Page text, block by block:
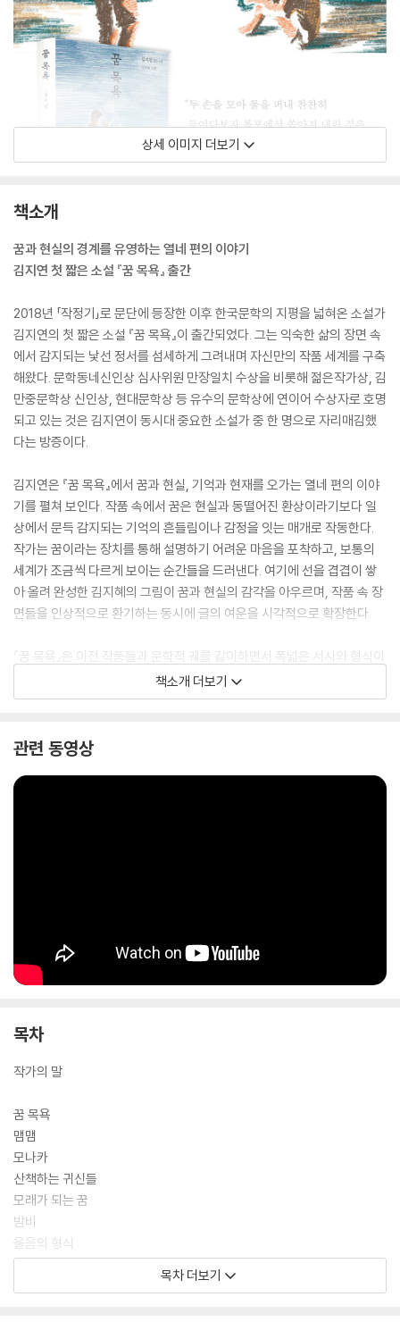
상세 이미지 더보기
책소개
꿈과 현실의 경계를 유영하는 열네 편의 이야기
김지연 첫 짧은 소설 『꿈 목욕』 출간
2018년 「작정기」로 문단에 등장한 이후 한국문학의 지평을 넓혀온 소설가
김지연의 첫 짧은 소설 『꿈 목욕』이 출간되었다. 그는 익숙한 삶의 장면 속
에서 감지되는 낯선 정서를 섬세하게 그려내며 자신만의 작품 세계를 구축
해왔다. 문학동네신인상 심사위원 만장일치 수상을 비롯해 젊은작가상, 김
만중문학상 신인상, 현대문학상 등 유수의 문학상에 연이어 수상자로 호명
되고 있는 것은 김지연이 동시대 중요한 소설가 중 한 명으로 자리매김했
다는 방증이다.
김지연은 『꿈 목욕』에서 꿈과 현실, 기억과 현재를 오가는 열네 편의 이야
기를 펼쳐 보인다. 작품 속에서 꿈은 현실과 동떨어진 환상이라기보다 일
상에서 문득 감지되는 기억의 흔들림이나 감정을 잇는 매개로 작동한다.
작가는 꿈이라는 장치를 통해 설명하기 어려운 마음을 포착하고, 보통의
세계가 조금씩 다르게 보이는 순간들을 드러낸다. 여기에 선을 겹겹이 쌓
아 올려 완성한 김지혜의 그림이 꿈과 현실의 감각을 아우르며, 작품 속 장
면들을 인상적으로 환기하는 동시에 글의 여운을 시각적으로 확장한다.
『꿈 목욕』은 이전 작품들과 문학적 궤를 같이하면서 폭넓은 서사와 형식이
더해져, 소설가 김지연의 다채로운 면모를 볼 수 있다는 점에서 의미가 크
다. 작가 특유의 상상력과 문제의식이 집약된 이번 짧은 소설은 독자에게
만이 아니었다. 내가 밤마다 꾼 꿈들이 폭포처럼 쏟아지고 있었다. 나는 폭
책소개 더보기
관련 동영상
목차
작가의 말
꿈 목욕
맴맴
모나카
산책하는 귀신들
모래가 되는 꿈
밤비
울음의 형식
사인
목차 더보기